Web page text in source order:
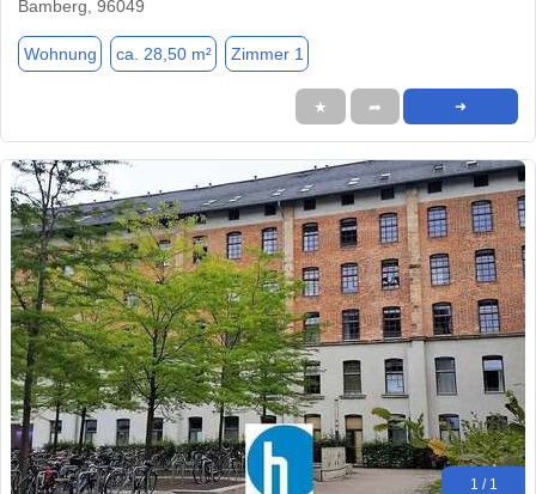
Bamberg, 96049
Wohnung ca. 28,50 m² Zimmer 1
★ ➦ ➜
1 / 1